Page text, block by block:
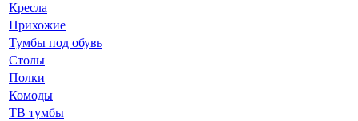
Кресла
Прихожие
Тумбы под обувь
Столы
Полки
Комоды
ТВ тумбы